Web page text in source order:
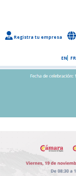
Registra tu empresa
EN FR